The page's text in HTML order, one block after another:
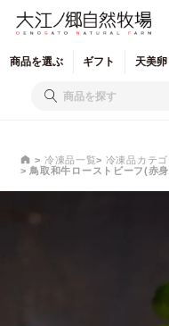
商品を選ぶ ギフト 天美卵
冷凍品一覧 冷凍品カテ
鳥取和牛ローストビーフ(赤